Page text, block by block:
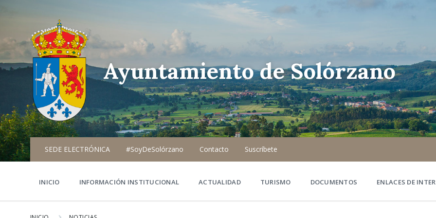
Ayuntamiento de Solórzano
SEDE ELECTRÓNICA #SoyDeSolórzano Contacto Suscríbete
INICIO INFORMACIÓN INSTITUCIONAL ACTUALIDAD TURISMO DOCUMENTOS ENLACES DE